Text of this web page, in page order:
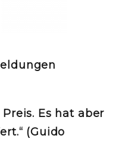
Es hat aber
(Guido